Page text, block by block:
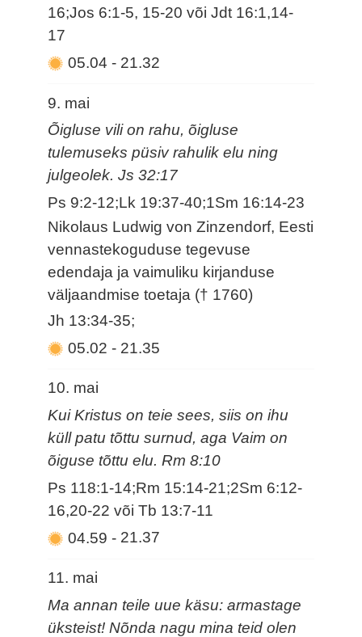
16;Jos 6:1-5, 15-20 või Jdt 16:1,14-
17
05.04- 21.32
9. mai
Õigluse vili on rahu, õigluse
tulemuseks püsiv rahulik elu ning
julgeolek. Js 32:17
Ps 9:2-12;Lk 19:37-40;1Sm 16:14-23
Nikolaus Ludwig von Zinzendorf, Eesti
vennastekoguduse tegevuse
edendaja ja vaimuliku kirjanduse
väljaandmise toetaja († 1760)
Jh 13:34-35;
05.02- 21.35
10. mai
Kui Kristus on teie sees, siis on ihu
küll patu tõttu surnud, aga Vaim on
õiguse tõttu elu. Rm 8:10
Ps 118:1-14;Rm 15:14-21;2Sm 6:12-
16,20-22 või Tb 13:7-11
04.59- 21.37
11. mai
Ma annan teile uue käsu: armastage
üksteist! Nõnda nagu mina teid olen